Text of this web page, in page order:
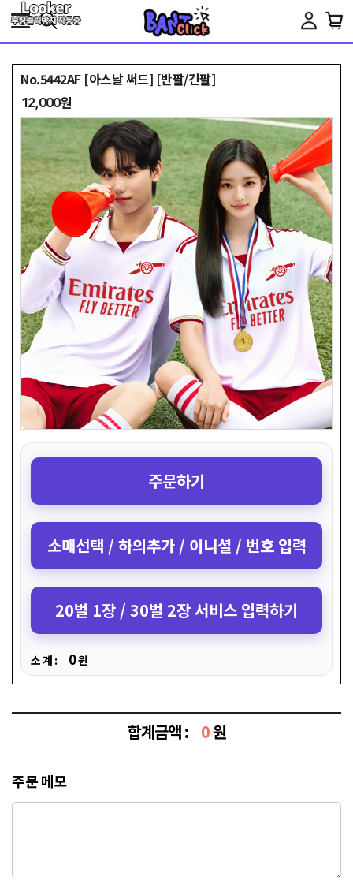
Toggle
No.5442AF [아스날 써드] [반팔/긴팔]
12,000원
주문하기
소매선택 / 하의추가 / 이니셜 / 번호 입력
20벌 1장 / 30벌 2장 서비스 입력하기
소 계 : 0원
합계금액 : 0원
주문 메모